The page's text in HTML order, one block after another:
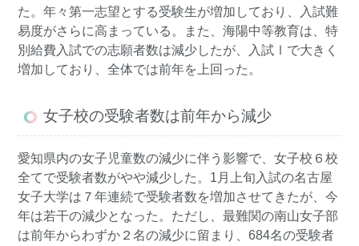
た。年々第一志望とする受験生が増加しており、入試難
易度がさらに高まっている。また、海陽中等教育は、特
別給費入試での志願者数は減少したが、入試Ⅰで大きく
増加しており、全体では前年を上回った。
女子校の受験者数は前年から減少
愛知県内の女子児童数の減少に伴う影響で、女子校６校
全てで受験者数がやや減少した。1月上旬入試の名古屋
女子大学は７年連続で受験者数を増加させてきたが、今
年は若干の減少となった。ただし、最難関の南山女子部
は前年からわずか２名の減少に留まり、684名の受験者